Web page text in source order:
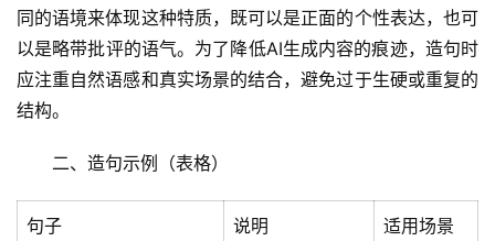
同的语境来体现这种特质，既可以是正面的个性表达，也可
以是略带批评的语气。为了降低AI生成内容的痕迹，造句时
应注重自然语感和真实场景的结合，避免过于生硬或重复的
结构。
二、造句示例（表格）
句子 说明 适用场景